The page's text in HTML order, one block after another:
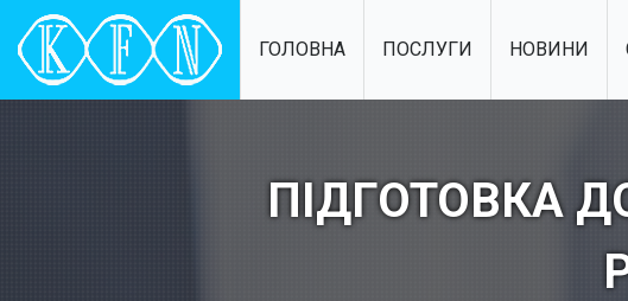
ГОЛОВНА ПОСЛУГИ НОВИНИ
ПІДГОТОВКА